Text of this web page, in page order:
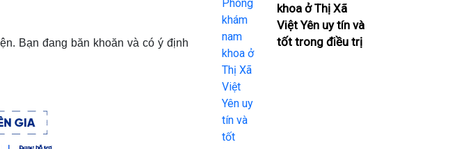
Bạn đang băn khoăn và có ý định
khoa ở Thị Xã
Việt Yên uy tín và
tốt trong điều trị